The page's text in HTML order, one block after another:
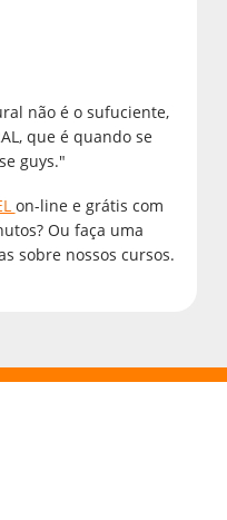
não é o sufuciente,
que é quando se
guys."
on-line e grátis com
Ou faça uma
sobre nossos cursos.